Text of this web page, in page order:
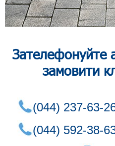
Зателефонуйте
замовити
(044) 237-63-
(044) 592-38-